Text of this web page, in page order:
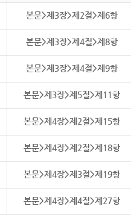
본문>제3장>제2절>제6항
본문>제3장>제4절>제8항
본문>제3장>제4절>제9항
본문>제3장>제5절>제11항
본문>제4장>제2절>제15항
본문>제4장>제2절>제18항
본문>제4장>제3절>제19항
본문>제4장>제4절>제27항